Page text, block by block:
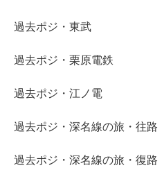
過去ポジ・東武
過去ポジ・栗原電鉄
過去ポジ・江ノ電
過去ポジ・深名線の旅・往路
過去ポジ・深名線の旅・復路